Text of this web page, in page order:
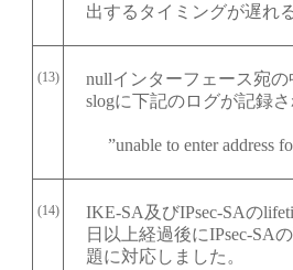
出するタイミングが遅れ
(13)
nullインターフェース宛
slogに下記のログが記録
”unable to enter address
(14)
IKE-SA及びIPsec-SAの
日以上経過後にIPsec-SA
題に対応しました。